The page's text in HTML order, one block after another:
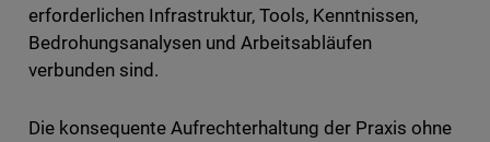
erforderlichen Infrastruktur, Tools, Kenntnissen,
Bedrohungsanalysen und Arbeitsabläufen
verbunden sind.
Die konsequente Aufrechterhaltung der Praxis ohne